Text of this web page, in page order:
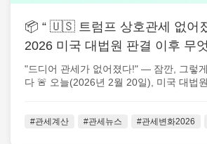
📦 “ 🇺🇸 트럼프 상호관세 없어
2026 미국 대법원 판결 이후 무
"드디어 관세가 없어졌다!" — 잠깐, 그렇
다 🚨 오늘(2026년 2월 20일), 미국 대법
#관세계산 #관세뉴스 #관세변화2026